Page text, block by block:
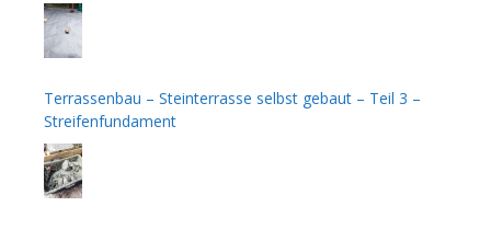
Terrassenbau – Steinterrasse selbst gebaut – Teil 3 –
Streifenfundament